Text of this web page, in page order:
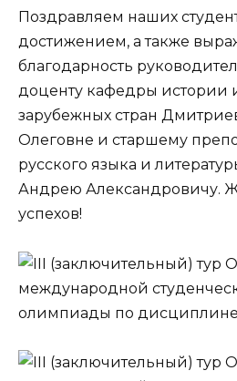
Поздравляем наших
достижением, а также
благодарность
доценту кафедры истории
зарубежных стран
Олеговне и старшему
русского языка и
Андрею Александровичу.
успехов!